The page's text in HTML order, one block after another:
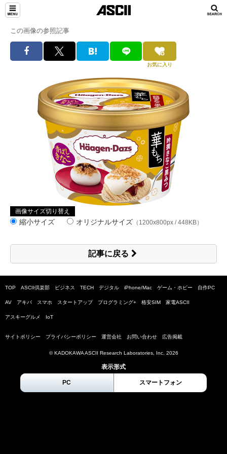
この画像の参照記事
お気に入り
画像サイズ切り替え
縮小サイズ オリジナルサイズ （1200x800px / 448KB）
記事に戻る
TOP ASCII倶楽部 ビジネス TECH デジタル iPhone/Mac ゲーム・ホビー 自作PC
AV アキバ スマホ スタートアップ プログラミング+ 格安SIM 家電ASCII
アスキーグルメ IoT
サイトポリシー プライバシーポリシー 運営会社 お問い合わせ 広告掲載
© KADOKAWA ASCII Research Laboratories, Inc. 2026
表示形式
PC スマートフォン